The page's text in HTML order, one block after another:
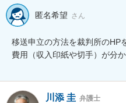
匿名希望 さん
移送申立の方法を裁判所のHP
費用（収入印紙や切手）が分
川添 圭 弁護士